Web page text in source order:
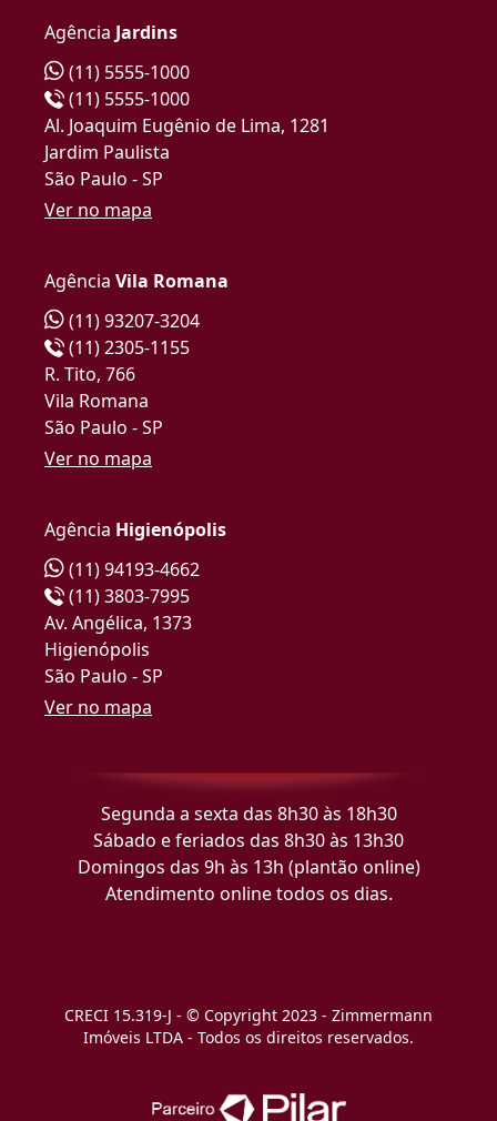
Agência Jardins
(11) 5555-1000
(11) 5555-1000
Al. Joaquim Eugênio de Lima, 1281
Jardim Paulista
São Paulo - SP
Ver no mapa
Agência Vila Romana
(11) 93207-3204
(11) 2305-1155
R. Tito, 766
Vila Romana
São Paulo - SP
Ver no mapa
Agência Higienópolis
(11) 94193-4662
(11) 3803-7995
Av. Angélica, 1373
Higienópolis
São Paulo - SP
Ver no mapa
Segunda a sexta das 8h30 às 18h30
Sábado e feriados das 8h30 às 13h30
Domingos das 9h às 13h (plantão online)
Atendimento online todos os dias.
CRECI 15.319-J - © Copyright 2023 - Zimmermann
Imóveis LTDA - Todos os direitos reservados.